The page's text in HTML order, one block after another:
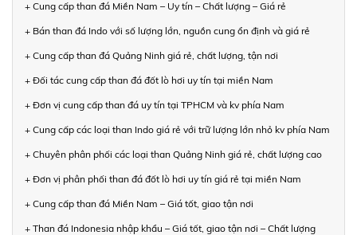
+ Cung cấp than đá Miền Nam – Uy tín – Chất lượng – Giá rẻ
+ Bán than đá Indo với số lượng lớn, nguồn cung ổn định và giá rẻ
+ Cung cấp than đá Quảng Ninh giá rẻ, chất lượng, tận nơi
+ Đối tác cung cấp than đá đốt lò hơi uy tín tại miền Nam
+ Đơn vị cung cấp than đá uy tín tại TPHCM và kv phía Nam
+ Cung cấp các loại than Indo giá rẻ với trữ lượng lớn nhỏ kv phía Nam
+ Chuyên phân phối các loại than Quảng Ninh giá rẻ, chất lượng cao
+ Đơn vị phân phối than đá đốt lò hơi uy tín giá rẻ tại miền Nam
+ Cung cấp than đá Miền Nam – Giá tốt, giao tận nơi
+ Than đá Indonesia nhập khẩu – Giá tốt, giao tận nơi – Chất lượng